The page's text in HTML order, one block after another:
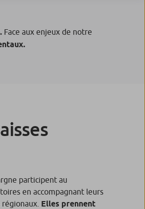
Face aux enjeux de notre
participent au
en accompagnant leurs
Elles prennent